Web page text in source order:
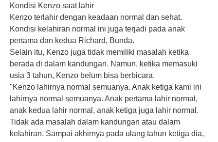
Kondisi Kenzo saat lahir
Kenzo terlahir dengan keadaan normal dan sehat.
Kondisi kelahiran normal ini juga terjadi pada anak
pertama dan kedua Richard, Bunda.
Selain itu, Kenzo juga tidak memiliki masalah ketika
berada di dalam kandungan. Namun, ketika memasuki
usia 3 tahun, Kenzo belum bisa berbicara.
"Kenzo lahirnya normal semuanya. Anak ketiga kami ini
lahirnya normal semuanya. Anak pertama lahir normal,
anak kedua lahir normal, anak ketiga juga lahir normal.
Tidak ada masalah dalam kandungan atau dalam
kelahiran. Sampai akhirnya pada ulang tahun ketiga dia,